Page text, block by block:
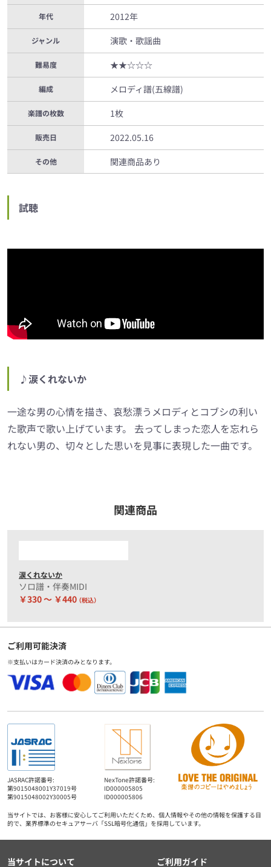
年代 2012年
ジャンル 演歌・歌謡曲
難易度 ★★☆☆☆
編成 メロディ譜(五線譜)
楽譜の枚数 1枚
販売日 2022.05.16
その他 関連商品あり
試聴
♪涙くれないか
一途な男の心情を描き、哀愁漂うメロディとコブシの利い
た歌声で歌い上げています。 去ってしまった恋人を忘れら
れない男の、切々とした思いを見事に表現した一曲です。
関連商品
涙くれないか
ソロ譜・伴奏MIDI
￥330 ～ ￥440（税込）
ご利用可能決済
※支払いはカード決済のみとなります。
JASRAC許諾番号:
第9015048001Y37019号
第9015048002Y30005号
NexTone許諾番号:
ID000005805
ID000005806
当サイトでは、お客様に安心してご利用いただくため、個人情報やその他の情報を保護する目
的で、業界標準のセキュアサーバ「SSL暗号化通信」を採用しています。
当サイトについて ご利用ガイド